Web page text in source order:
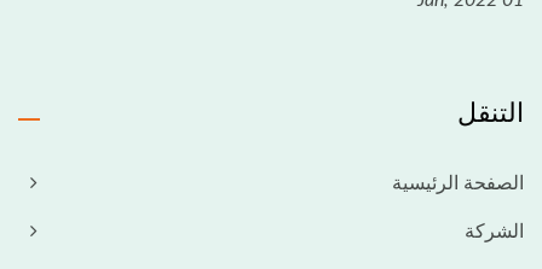
التنقل
الصفحة الرئيسية
الشركة